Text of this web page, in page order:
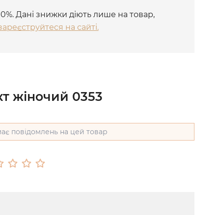
Дані знижки діють лише на товар,
на сайті.
жіночий 0353
повідомлень на цей товар